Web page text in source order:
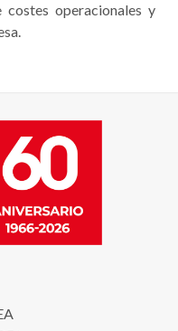
operacionales y